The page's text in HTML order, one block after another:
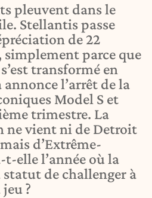
pleuvent dans le
Stellantis passe
de 22
simplement parce que
transformé en
l’arrêt de la
Model S et
trimestre. La
ne vient ni de Detroit
d’Extrême-
elle l’année où la
statut de challenger à
?